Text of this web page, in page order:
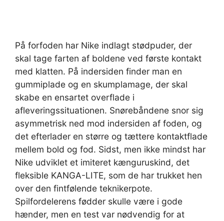
På forfoden har Nike indlagt stødpuder, der
skal tage farten af boldene ved første kontakt
med klatten. På indersiden finder man en
gummiplade og en skumplamage, der skal
skabe en ensartet overflade i
afleveringssituationen. Snørebåndene snor sig
asymmetrisk ned mod indersiden af foden, og
det efterlader en større og tættere kontaktflade
mellem bold og fod. Sidst, men ikke mindst har
Nike udviklet et imiteret kænguruskind, det
fleksible KANGA-LITE, som de har trukket hen
over den fintfølende teknikerpote.
Spilfordelerens fødder skulle være i gode
hænder, men en test var nødvendig for at